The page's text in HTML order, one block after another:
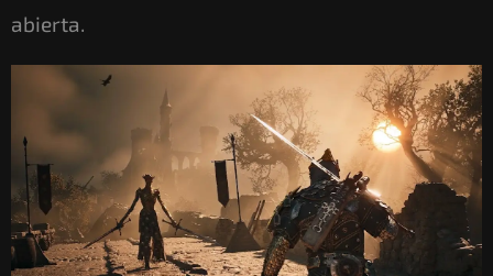
abierta.